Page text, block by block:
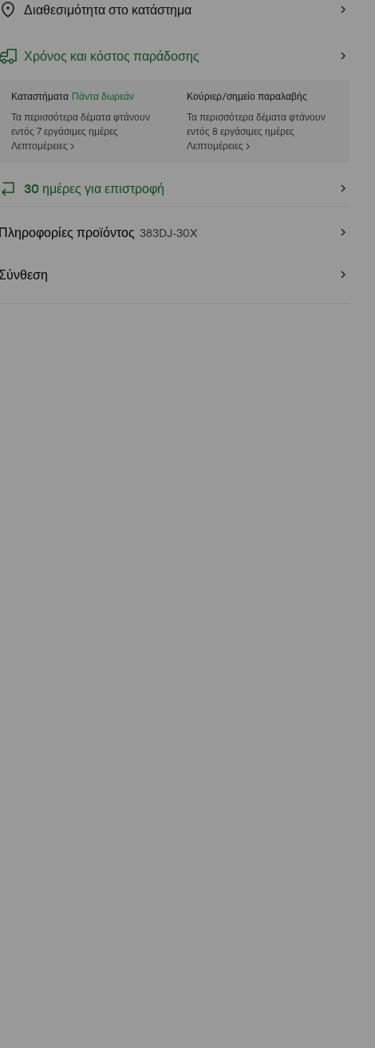
Διαθεσιμότητα στο κατάστημα
Χρόνος και κόστος παράδοσης
Καταστήματα Πάντα δωρεάν
Τα περισσότερα δέματα φτάνουν
εντός 7 εργάσιμες ημέρες
Λεπτομέρειες >
Κούριερ/σημείο παραλαβής
Τα περισσότερα δέματα φτάνουν
εντός 8 εργάσιμες ημέρες
Λεπτομέρειες >
30 ημέρες για επιστροφή
Πληροφορίες προϊόντος 383DJ-30X